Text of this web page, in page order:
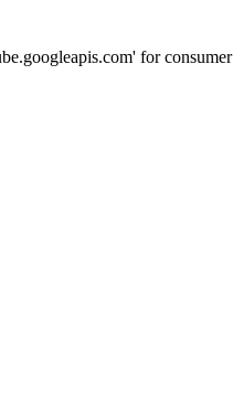
for consumer